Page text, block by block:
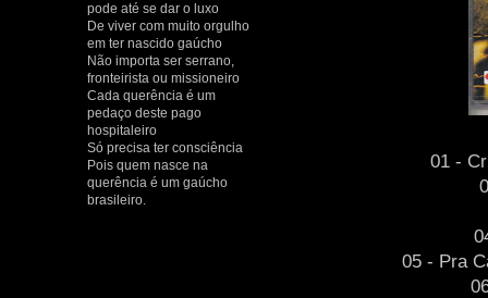
01 -
05 - Pra
pode até se dar o luxo
De viver com muito orgulho
em ter nascido gaúcho
Não importa ser serrano,
fronteirista ou missioneiro
Cada querência é um
pedaço deste pago
hospitaleiro
Só precisa ter consciência
Pois quem nasce na
querência é um gaúcho
brasileiro.